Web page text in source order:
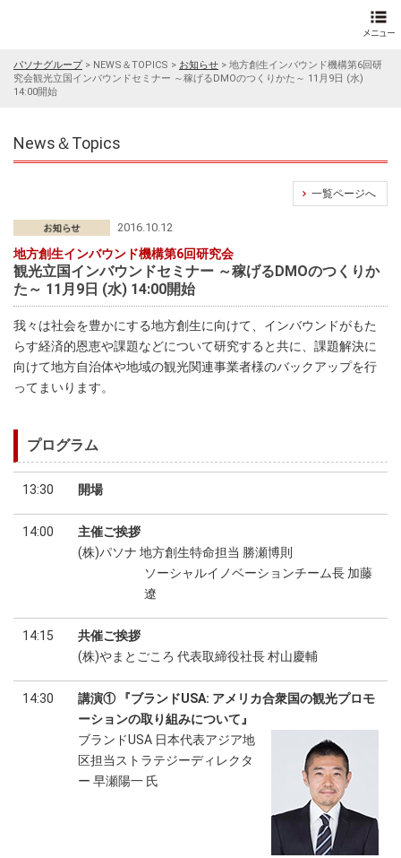
パソナグループ> NEWS＆TOPICS > お知らせ > 地方創生インバウンド機構第6回研
究会観光立国インバウンドセミナー ～稼げるDMOのつくりかた～ 11月9日 (水)
14:00開始
News＆Topics
一覧ページへ
2016.10.12
地方創生インバウンド機構第6回研究会
観光立国インバウンドセミナー ～稼げるDMOのつくりか
た～ 11月9日 (水) 14:00開始
我々は社会を豊かにする地方創生に向けて、インバウンドがもた
らす経済的恩恵や課題などについて研究すると共に、課題解決に
向けて地方自治体や地域の観光関連事業者様のバックアップを行
ってまいります。
プログラム
13:30 開場
14:00
主催ご挨拶
(株)パソナ 地方創生特命担当 勝瀬博則
ソーシャルイノベーションチーム長 加藤
遼
14:15
共催ご挨拶
(株)やまとごころ 代表取締役社長 村山慶輔
14:30
講演① 『ブランドUSA: アメリカ合衆国の観光プロモ
ーションの取り組みについて』
ブランドUSA 日本代表アジア地
区担当ストラテジーディレクタ
ー 早瀬陽一 氏